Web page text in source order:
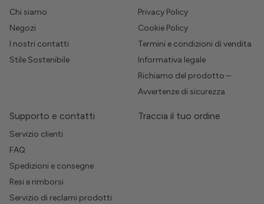
Chi siamo
Negozi
I nostri contatti
Stile Sostenibile
Privacy Policy
Cookie Policy
Termini e condizioni di vendita
Informativa legale
Richiamo del prodotto –
Avvertenze di sicurezza
Supporto e contatti
Servizio clienti
FAQ
Spedizioni e consegne
Resi e rimborsi
Servizio di reclami prodotti
Traccia il tuo ordine